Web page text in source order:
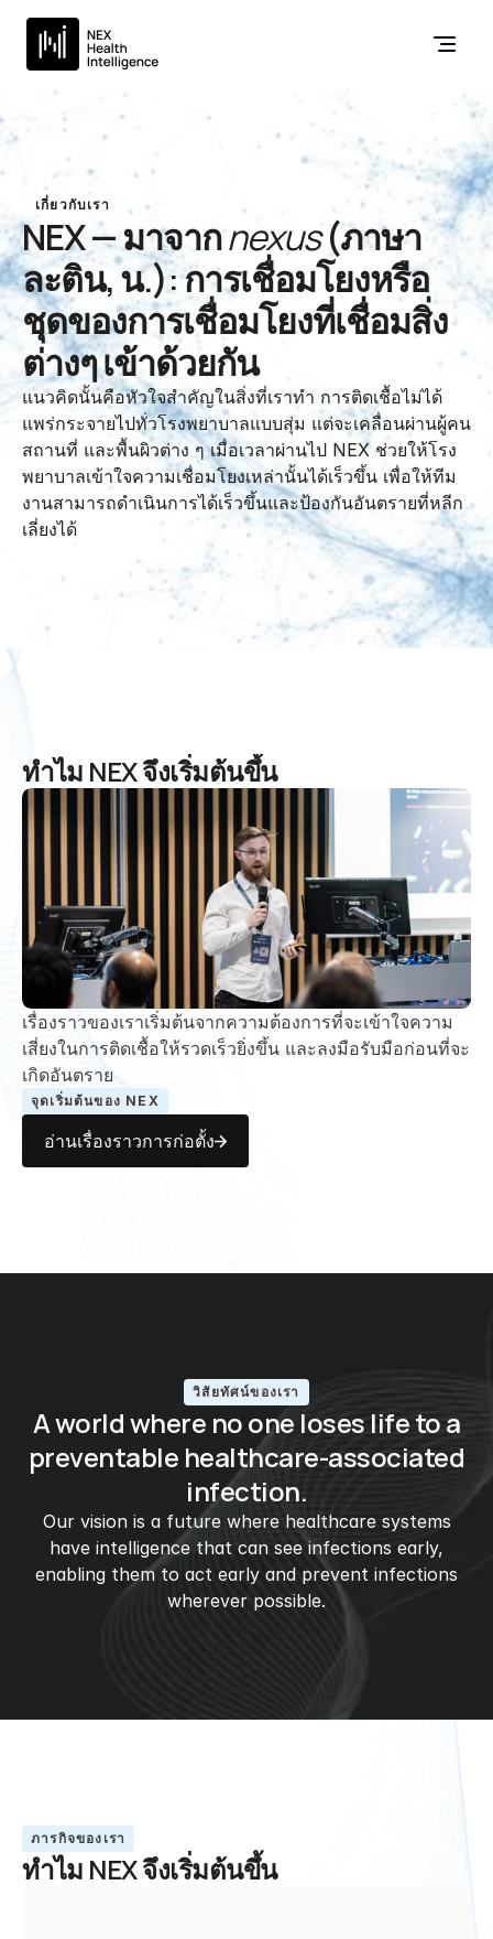
เกี่ยวกับเรา
NEX — มาจาก nexus (ภาษา
ละติน, น.): การเชื่อมโยงหรือ
ชุดของการเชื่อมโยงที่เชื่อมสิ่ง
ต่างๆ เข้าด้วยกัน
แนวคิดนั้นคือหัวใจสำคัญในสิ่งที่เราทำ การติดเชื้อไม่ได้
แพร่กระจายไปทั่วโรงพยาบาลแบบสุ่ม แต่จะเคลื่อนผ่านผู้คน
สถานที่ และพื้นผิวต่าง ๆ เมื่อเวลาผ่านไป NEX ช่วยให้โรง
พยาบาลเข้าใจความเชื่อมโยงเหล่านั้นได้เร็วขึ้น เพื่อให้ทีม
งานสามารถดำเนินการได้เร็วขึ้นและป้องกันอันตรายที่หลีก
เลี่ยงได้
จุดเริ่มต้นของ NEX
ทำไม NEX จึงเริ่มต้นขึ้น
เรื่องราวของเราเริ่มต้นจากความต้องการที่จะเข้าใจความ
เสี่ยงในการติดเชื้อให้รวดเร็วยิ่งขึ้น และลงมือรับมือก่อนที่จะ
เกิดอันตราย
อ่านเรื่องราวการก่อตั้ง
วิสัยทัศน์ของเรา
A world where no one loses life to a
preventable healthcare-associated
infection.
Our vision is a future where healthcare systems
have intelligence that can see infections early,
enabling them to act early and prevent infections
wherever possible.
ภารกิจของเรา
ทำไม NEX จึงเริ่มต้นขึ้น